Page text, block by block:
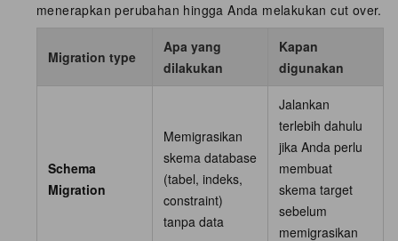
menerapkan perubahan hingga Anda melakukan cut over.
Migration type
Apa yang
dilakukan
Kapan
digunakan
Schema
Migration
Memigrasikan
skema database
(tabel, indeks,
constraint)
tanpa data
Jalankan
terlebih dahulu
jika Anda perlu
membuat
skema target
sebelum
memigrasikan